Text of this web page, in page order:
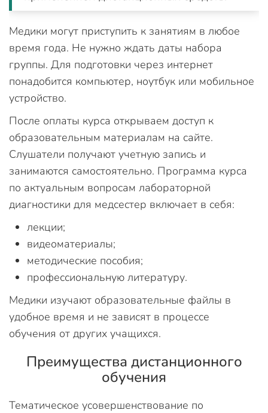
Медики могут приступить к занятиям в любое
время года. Не нужно ждать даты набора
группы. Для подготовки через интернет
понадобится компьютер, ноутбук или мобильное
устройство.
После оплаты курса открываем доступ к
образовательным материалам на сайте.
Слушатели получают учетную запись и
занимаются самостоятельно. Программа курса
по актуальным вопросам лабораторной
диагностики для медсестер включает в себя:
лекции;
видеоматериалы;
методические пособия;
профессиональную литературу.
Медики изучают образовательные файлы в
удобное время и не зависят в процессе
обучения от других учащихся.
Преимущества дистанционного
обучения
Тематическое усовершенствование по